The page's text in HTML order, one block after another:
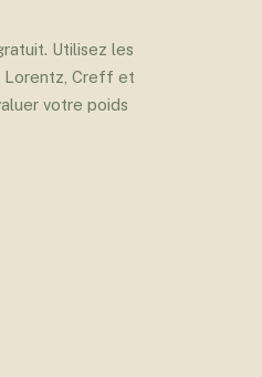
Utilisez les
Lorentz, Creff et
votre poids